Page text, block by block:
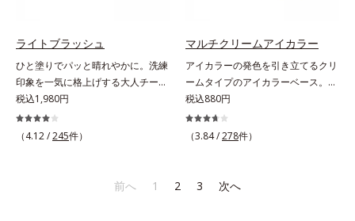
のスクリューブラシで毛流れを整え
た後、中央から眉山に向かって眉毛
の隙間を埋めるように描きます。②
眉山から眉尻へ描き、眉頭を整えま
す。③最後に、スクリューブラシで
全体を軽くぼかします。■ヒゲやも
みあげに使用する場合①付属のスク
書き足すように足りない部分や整え
ライトブラッシュ
ひと塗りでパッと晴れやかに。洗練
印象を一気に格上げする大人チーク
の決定版 。くすみを払って美肌に
見せ、透け感のある自然な色づきで
イキイキした表情が際立つチークで
ヒミツは、特殊加工パール。表面を
税込1,980円
（4.12 /245件）
マルチクリームアイカラー
アイカラーの発色を引き立てるクリ
ームタイプのアイカラーベース。ア
イカラーの発色とツヤめきを最大限
に引き立てる、クリームタイプのア
イカラーベースです。アイカラーの
アイカラーの発色を高め、化粧のり
税込880円
（3.84 /278件）
前へ 1 2 3 次へ